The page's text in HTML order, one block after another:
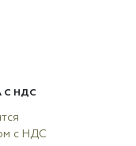
С НДС
с НДС